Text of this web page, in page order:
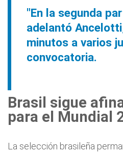
"En la segunda
adelantó
minutos a varios
convocatoria.
Brasil sigue
para el Mundial
La selección brasileña